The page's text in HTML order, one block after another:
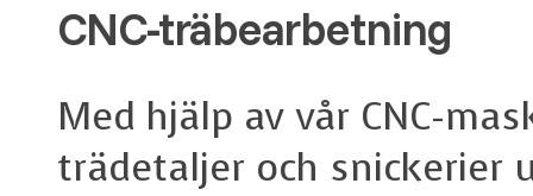
CNC-träbearbetning
Med hjälp av vår CNC-
trädetaljer och snickerier